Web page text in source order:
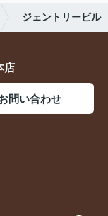
ジェントリービル
店
問い合わせ